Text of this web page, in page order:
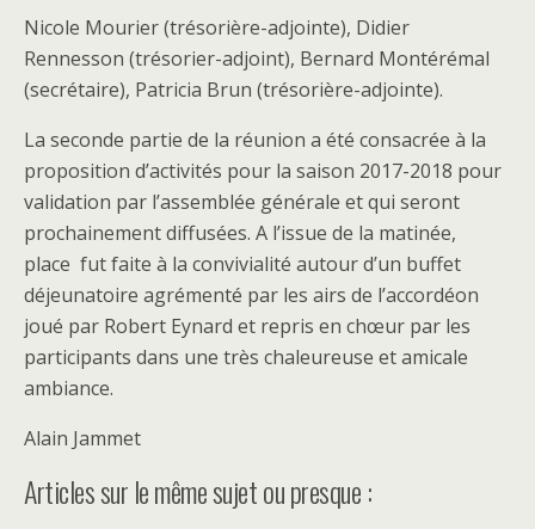
Nicole Mourier (trésorière-adjointe), Didier
Rennesson (trésorier-adjoint), Bernard Montérémal
(secrétaire), Patricia Brun (trésorière-adjointe).
La seconde partie de la réunion a été consacrée à la
proposition d’activités pour la saison 2017-2018 pour
validation par l’assemblée générale et qui seront
prochainement diffusées. A l’issue de la matinée,
place fut faite à la convivialité autour d’un buffet
déjeunatoire agrémenté par les airs de l’accordéon
joué par Robert Eynard et repris en chœur par les
participants dans une très chaleureuse et amicale
ambiance.
Alain Jammet
Articles sur le même sujet ou presque :